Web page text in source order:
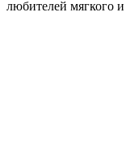
любителей мягкого